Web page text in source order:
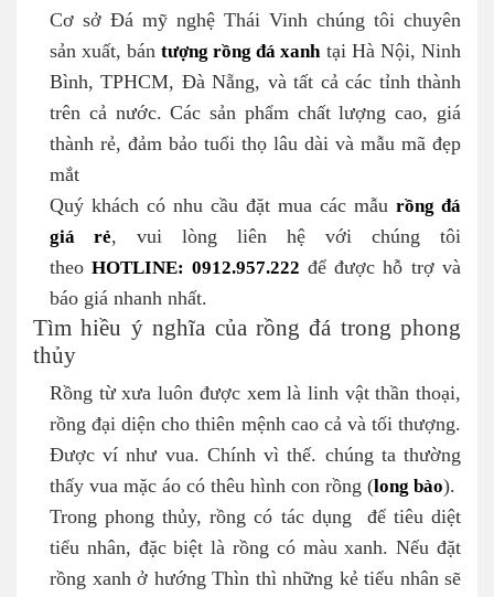
Cơ sở Đá mỹ nghệ Thái Vinh chúng tôi chuyên
sản xuất, bántượng rồng đá xanh tại Hà Nội, Ninh
Bình, TPHCM, Đà Nẵng, và tất cả các tỉnh thành
trên cả nước. Các sản phẩm chất lượng cao, giá
thành rẻ, đảm bảo tuổi thọ lâu dài và mẫu mã đẹp
mắt
Quý khách có nhu cầu đặt mua các mẫu rồng đá
giá rẻ, vui lòng liên hệ với chúng tôi
theoHOTLINE: 0912.957.222 để được hỗ trợ và
báo giá nhanh nhất.
Tìm hiều ý nghĩa của rồng đá trong phong
thủy
Rồng từ xưa luôn được xem là linh vật thần thoại,
rồng đại diện cho thiên mệnh cao cả và tối thượng.
Được ví như vua. Chính vì thế. chúng ta thường
thấy vua mặc áo có thêu hình con rồng (long bào).
Trong phong thủy, rồng có tác dụng để tiêu diệt
tiểu nhân, đặc biệt là rồng có màu xanh. Nếu đặt
rồng xanh ở hướng Thìn thì những kẻ tiểu nhân sẽ